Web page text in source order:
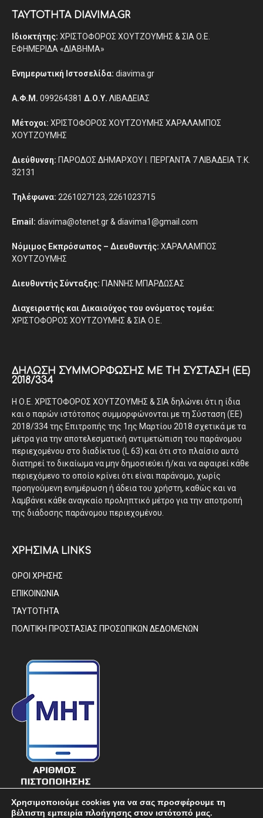
ΤΑΥΤΟΤΗΤΑ DIAVIMA.GR
Ιδιοκτήτης: ΧΡΙΣΤΟΦΟΡΟΣ ΧΟΥΤΖΟΥΜΗΣ & ΣΙΑ Ο.Ε.
ΕΦΗΜΕΡΙΔΑ «ΔΙΑΒΗΜΑ»
Ενημερωτική Ιστοσελίδα: diavima.gr
Α.Φ.Μ. 099264381 Δ.Ο.Υ. ΛΙΒΑΔΕΙΑΣ
Μέτοχοι: ΧΡΙΣΤΟΦΟΡΟΣ ΧΟΥΤΖΟΥΜΗΣ ΧΑΡΑΛΑΜΠΟΣ
ΧΟΥΤΖΟΥΜΗΣ
Διεύθυνση: ΠΑΡΟΔΟΣ ΔΗΜΑΡΧΟΥ Ι. ΠΕΡΓΑΝΤΑ 7 ΛΙΒΑΔΕΙΑ Τ.Κ.
32131
Τηλέφωνα: 2261027123, 2261023715
Email: diavima@otenet.gr & diavima1@gmail.com
Νόμιμος Εκπρόσωπος – Διευθυντής: ΧΑΡΑΛΑΜΠΟΣ
ΧΟΥΤΖΟΥΜΗΣ
Διευθυντής Σύνταξης: ΓΙΑΝΝΗΣ ΜΠΑΡΔΩΣΑΣ
Διαχειριστής και Δικαιούχος του ονόματος τομέα:
ΧΡΙΣΤΟΦΟΡΟΣ ΧΟΥΤΖΟΥΜΗΣ & ΣΙΑ Ο.Ε.
ΔΉΛΩΣΗ ΣΥΜΜΌΡΦΩΣΗΣ ΜΕ ΤΗ ΣΎΣΤΑΣΗ (ΕΕ)
2018/334
Η Ο.Ε. ΧΡΙΣΤΟΦΟΡΟΣ ΧΟΥΤΖΟΥΜΗΣ & ΣΙΑ δηλώνει ότι η ίδια
και ο παρών ιστότοπος συμμορφώνονται με τη Σύσταση (ΕΕ)
2018/334 της Επιτροπής της 1ης Μαρτίου 2018 σχετικά με τα
μέτρα για την αποτελεσματική αντιμετώπιση του παράνομου
περιεχομένου στο διαδίκτυο (L 63) και ότι στο πλαίσιο αυτό
διατηρεί το δικαίωμα να μην δημοσιεύει ή/και να αφαιρεί κάθε
περιεχόμενο το οποίο κρίνει ότι είναι παράνομο, χωρίς
προηγούμενη ενημέρωση ή άδεια του χρήστη, καθώς και να
λαμβάνει κάθε αναγκαίο προληπτικό μέτρο για την αποτροπή
της διάδοσης παράνομου περιεχομένου.
ΧΡΗΣΙΜΑ LINKS
ΟΡΟΙ ΧΡΗΣΗΣ
ΕΠΙΚΟΙΝΩΝΙΑ
ΤΑΥΤΟΤΗΤΑ
ΠΟΛΙΤΙΚΗ ΠΡΟΣΤΑΣΙΑΣ ΠΡΟΣΩΠΙΚΩΝ ΔΕΔΟΜΕΝΩΝ
Χρησιμοποιούμε cookies για να σας προσφέρουμε τη
βέλτιστη εμπειρία πλοήγησης στον ιστότοπό μας.